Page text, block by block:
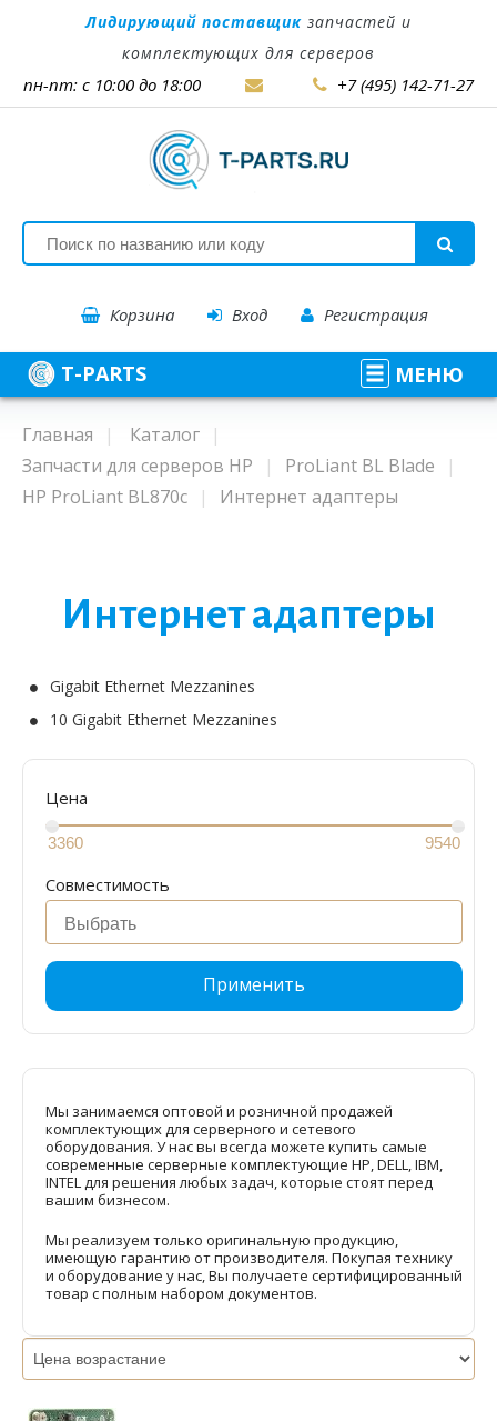
Лидирующий поставщик запчастей и
комплектующих для серверов
пн-пт: с 10:00 до 18:00 +7 (495) 142-71-27
Корзина Вход Регистрация
T-PARTS МЕНЮ
Главная
Каталог
Запчасти для серверов HP
ProLiant BL Blade
HP ProLiant BL870c
Интернет адаптеры
Интернет адаптеры
Gigabit Ethernet Mezzanines
10 Gigabit Ethernet Mezzanines
Цена
Совместимость
Применить
Мы занимаемся оптовой и розничной продажей
комплектующих для серверного и сетевого
оборудования. У нас вы всегда можете купить самые
современные серверные комплектующие HP, DELL, IBM,
INTEL для решения любых задач, которые стоят перед
вашим бизнесом.
Мы реализуем только оригинальную продукцию,
имеющую гарантию от производителя. Покупая технику
и оборудование у нас, Вы получаете сертифицированный
товар с полным набором документов.